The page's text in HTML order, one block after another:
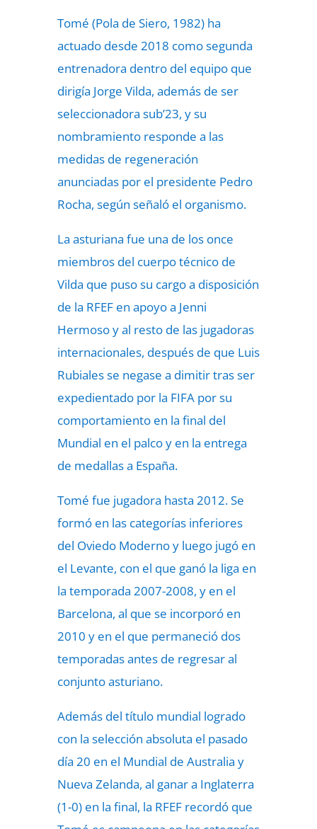
Tomé (Pola de Siero, 1982) ha
actuado desde 2018 como segunda
entrenadora dentro del equipo que
dirigía Jorge Vilda, además de ser
seleccionadora sub’23, y su
nombramiento responde a las
medidas de regeneración
anunciadas por el presidente Pedro
Rocha, según señaló el organismo.
La asturiana fue una de los once
miembros del cuerpo técnico de
Vilda que puso su cargo a disposición
de la RFEF en apoyo a Jenni
Hermoso y al resto de las jugadoras
internacionales, después de que Luis
Rubiales se negase a dimitir tras ser
expedientado por la FIFA por su
comportamiento en la final del
Mundial en el palco y en la entrega
de medallas a España.
Tomé fue jugadora hasta 2012. Se
formó en las categorías inferiores
del Oviedo Moderno y luego jugó en
el Levante, con el que ganó la liga en
la temporada 2007-2008, y en el
Barcelona, al que se incorporó en
2010 y en el que permaneció dos
temporadas antes de regresar al
conjunto asturiano.
Además del título mundial logrado
con la selección absoluta el pasado
día 20 en el Mundial de Australia y
Nueva Zelanda, al ganar a Inglaterra
(1-0) en la final, la RFEF recordó que